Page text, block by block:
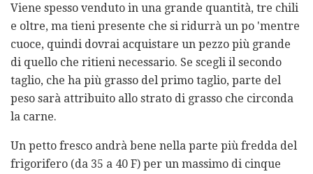
Viene spesso venduto in una grande quantità, tre chili
e oltre, ma tieni presente che si ridurrà un po 'mentre
cuoce, quindi dovrai acquistare un pezzo più grande
di quello che ritieni necessario. Se scegli il secondo
taglio, che ha più grasso del primo taglio, parte del
peso sarà attribuito allo strato di grasso che circonda
la carne.
Un petto fresco andrà bene nella parte più fredda del
frigorifero (da 35 a 40 F) per un massimo di cinque